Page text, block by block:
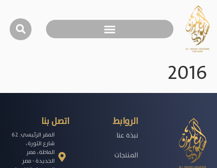
2016
الروابط
نبذة عنا
المنتجات
اتصل بنا
المقر الرئيسي: 62
شارع الثورة،
الماظة، مصر
الجديدة - مصر